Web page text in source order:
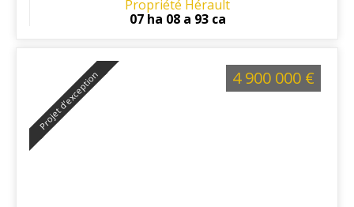
Propriété Hérault
07 ha 08 a 93 ca
Projet d’exception 4 900 000 €